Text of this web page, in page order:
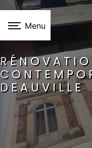
Menu
DEAUVILLE
Panneau de gestion des